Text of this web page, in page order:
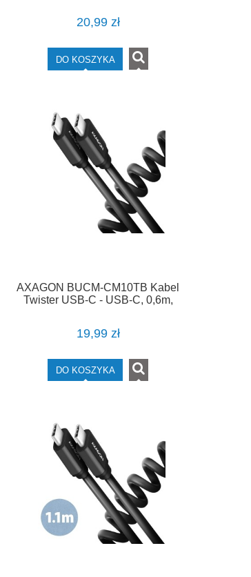
20,99 zł
DO KOSZYKA
AXAGON BUCM-CM10TB Kabel
Twister USB-C - USB-C, 0,6m,
19,99 zł
DO KOSZYKA